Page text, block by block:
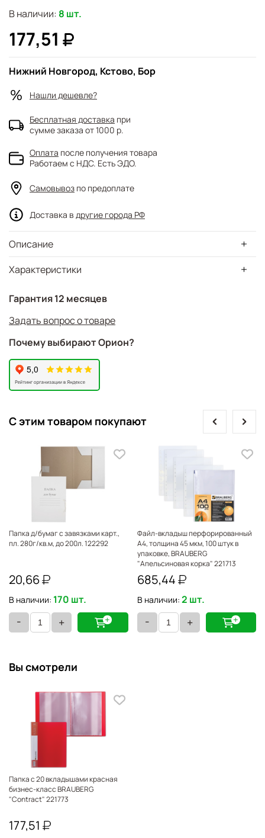
Характеристики
Описание
Гарантия 12 месяцев
Задать вопрос о товаре
Почему выбирают Орион?
В наличии: 8 шт.
177,51
Нижний Новгород, Кстово, Бор
Нашли дешевле?
Бесплатная доставка при
сумме заказа от 1000 р.
Оплата после получения товара
Работаем с НДС. Есть ЭДО.
Самовывоз по предоплате
Доставка в другие города РФ
С этим товаром покупают
Папка д/бумаг с завязками карт.,
пл. 280г/кв.м, до 200л. 122292
20,66
В наличии: 170 шт.
- +
Файл-вкладыш перфорированный
А4, толщина 45 мкм, 100 штук в
упаковке, BRAUBERG
"Апельсиновая корка" 221713
685,44
В наличии: 2 шт.
- +
prev next
Вы смотрели
Папка с 20 вкладышами красная
бизнес-класс BRAUBERG
"Contract" 221773
177,51